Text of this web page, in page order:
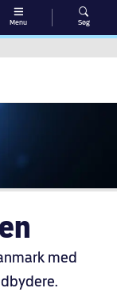
Menu Søg
med